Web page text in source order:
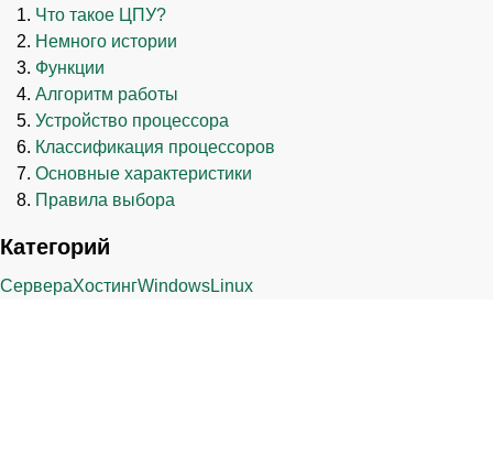
Что такое ЦПУ?
Немного истории
Функции
Алгоритм работы
Устройство процессора
Классификация процессоров
Основные характеристики
Правила выбора
Категорий
СервераХостингWindowsLinux